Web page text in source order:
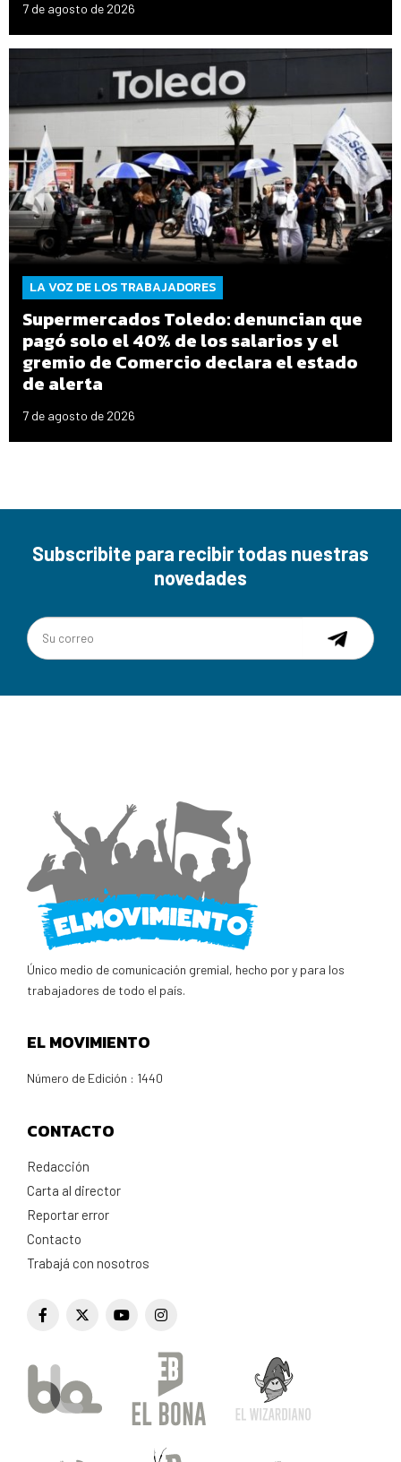
7 de agosto de 2026
LA VOZ DE LOS TRABAJADORES
Supermercados Toledo: denuncian que
pagó solo el 40% de los salarios y el
gremio de Comercio declara el estado
de alerta
7 de agosto de 2026
Subscribite para recibir todas nuestras
novedades
Único medio de comunicación gremial, hecho por y para los
trabajadores de todo el país.
EL MOVIMIENTO
Número de Edición : 1440
CONTACTO
Redacción
Carta al director
Reportar error
Contacto
Trabajá con nosotros